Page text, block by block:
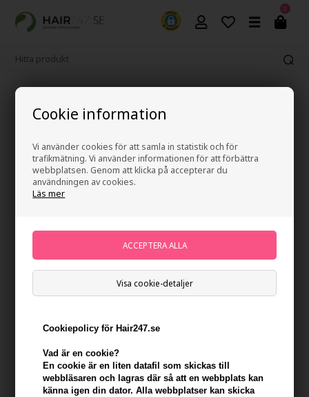
Cookie information
Vi använder cookies för att samla in statistik och för
trafikmätning. Vi använder informationen för att förbättra
webbplatsen. Genom att klicka på accepterar du
användningen av cookies.
Läs mer
Visa cookie-detaljer
Cookiepolicy för Hair247.se
Vad är en cookie?
En cookie är en liten datafil som skickas till
webbläsaren och lagras där så att en webbplats kan
känna igen din dator. Alla webbplatser kan skicka
0